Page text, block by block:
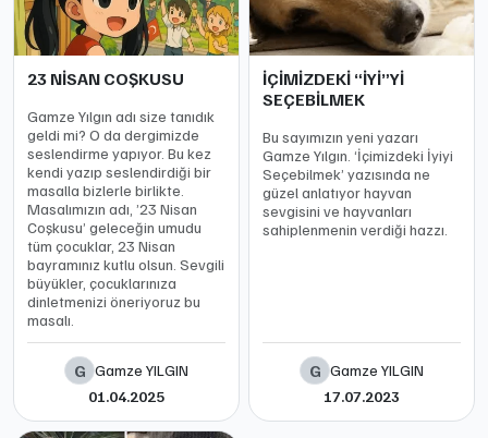
23 NİSAN COŞKUSU
Gamze Yılgın adı size tanıdık
geldi mi? O da dergimizde
seslendirme yapıyor. Bu kez
kendi yazıp seslendirdiği bir
masalla bizlerle birlikte.
Masalımızın adı, ’23 Nisan
Coşkusu’ geleceğin umudu
tüm çocuklar, 23 Nisan
bayramınız kutlu olsun. Sevgili
büyükler, çocuklarınıza
dinletmenizi öneriyoruz bu
masalı.
G Gamze YILGIN
01.04.2025
İÇİMİZDEKİ “İYİ”Yİ
SEÇEBİLMEK
Bu sayımızın yeni yazarı
Gamze Yılgın. ‘İçimizdeki İyiyi
Seçebilmek’ yazısında ne
güzel anlatıyor hayvan
sevgisini ve hayvanları
sahiplenmenin verdiği hazzı.
G Gamze YILGIN
17.07.2023